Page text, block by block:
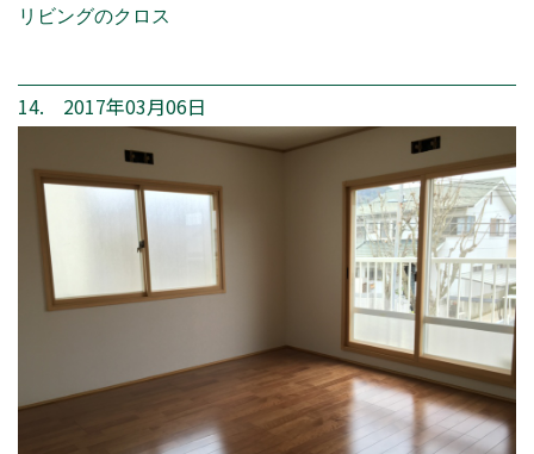
リビングのクロス
14. 2017年03月06日